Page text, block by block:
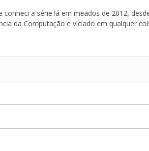
conheci a série lá em meados de 2012,
da Computação e viciado em qualquer